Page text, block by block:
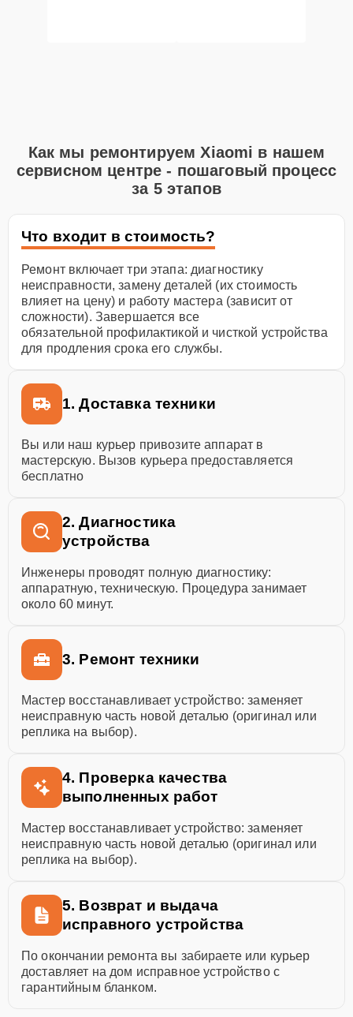
Как мы ремонтируем Xiaomi в нашем
сервисном центре - пошаговый процесс
за 5 этапов
Что входит в стоимость?
Ремонт включает три этапа: диагностику
неисправности, замену деталей (их стоимость
влияет на цену) и работу мастера (зависит от
сложности). Завершается все
обязательной профилактикой и чисткой устройства
для продления срока его службы.
1. Доставка техники
Вы или наш курьер привозите аппарат в
мастерскую. Вызов курьера предоставляется
бесплатно
2. Диагностика
устройства
Инженеры проводят полную диагностику:
аппаратную, техническую. Процедура занимает
около 60 минут.
3. Ремонт техники
Мастер восстанавливает устройство: заменяет
неисправную часть новой деталью (оригинал или
реплика на выбор).
4. Проверка качества
выполненных работ
Мастер восстанавливает устройство: заменяет
неисправную часть новой деталью (оригинал или
реплика на выбор).
5. Возврат и выдача
исправного устройства
По окончании ремонта вы забираете или курьер
доставляет на дом исправное устройство с
гарантийным бланком.